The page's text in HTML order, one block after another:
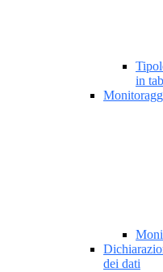
in
dei dati